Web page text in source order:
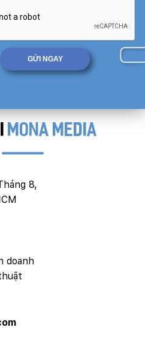
MONA MEDIA
8,
doanh